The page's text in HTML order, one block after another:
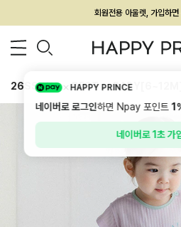
멤버십 최대
26SS 신상 BEST BABY[6~12M]
HAPPY PRINCE
네이버로 로그인하면 Npay 포인트
네이버로 1초 가